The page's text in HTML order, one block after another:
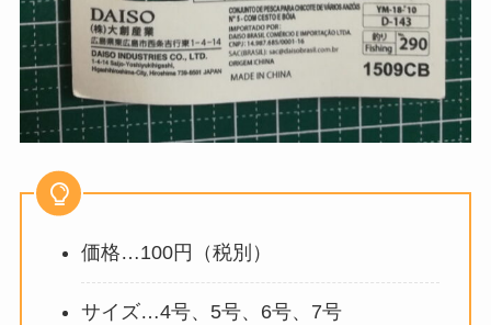
価格…100円（税別）
サイズ…4号、5号、6号、7号